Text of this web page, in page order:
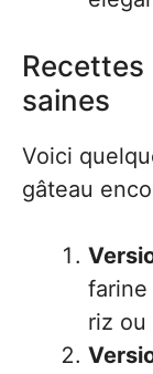
saines
Voici
gâteau
farine
riz ou